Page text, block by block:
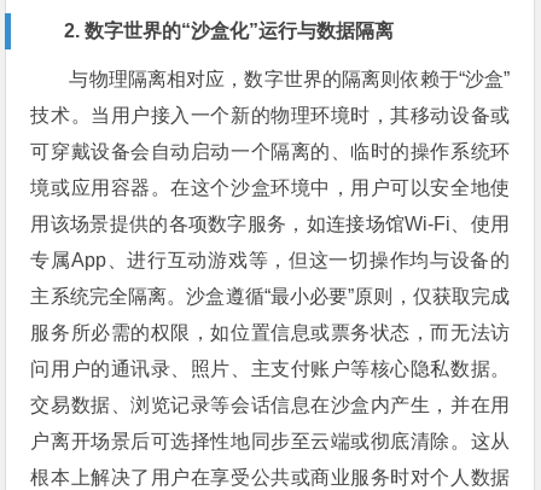
2. 数字世界的“沙盒化”运行与数据隔离
与物理隔离相对应，数字世界的隔离则依赖于“沙盒”
技术。当用户接入一个新的物理环境时，其移动设备或
可穿戴设备会自动启动一个隔离的、临时的操作系统环
境或应用容器。在这个沙盒环境中，用户可以安全地使
用该场景提供的各项数字服务，如连接场馆Wi-Fi、使用
专属App、进行互动游戏等，但这一切操作均与设备的
主系统完全隔离。沙盒遵循“最小必要”原则，仅获取完成
服务所必需的权限，如位置信息或票务状态，而无法访
问用户的通讯录、照片、主支付账户等核心隐私数据。
交易数据、浏览记录等会话信息在沙盒内产生，并在用
户离开场景后可选择性地同步至云端或彻底清除。这从
根本上解决了用户在享受公共或商业服务时对个人数据